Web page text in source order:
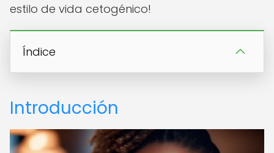
estilo de vida cetogénico!
Índice
Introducción